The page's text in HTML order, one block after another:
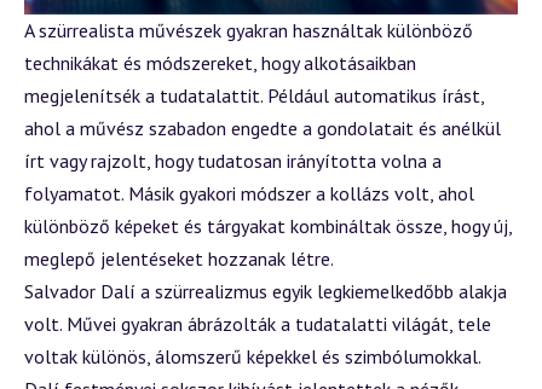
A szürrealista művészek gyakran használtak különböző
technikákat és módszereket, hogy alkotásaikban
megjelenítsék a tudatalattit. Például automatikus írást,
ahol a művész szabadon engedte a gondolatait és anélkül
írt vagy rajzolt, hogy tudatosan irányította volna a
folyamatot. Másik gyakori módszer a kollázs volt, ahol
különböző képeket és tárgyakat kombináltak össze, hogy új,
meglepő jelentéseket hozzanak létre.
Salvador Dalí a szürrealizmus egyik legkiemelkedőbb alakja
volt. Művei gyakran ábrázolták a tudatalatti világát, tele
voltak különös, álomszerű képekkel és szimbólumokkal.